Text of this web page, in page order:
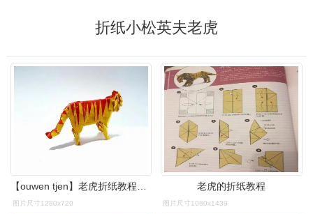
折纸小松英夫老虎
图片尺寸1280x720
老虎的折纸教程
图片尺寸1080x1439